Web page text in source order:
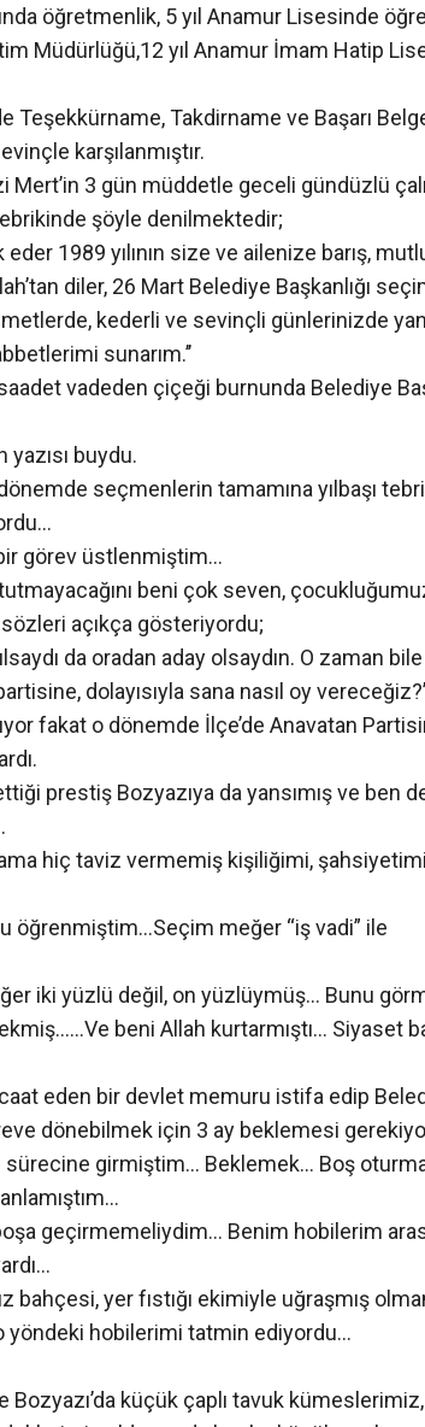
öğretmenlik, 5 yıl Anamur Lisesinde
Müdürlüğü,12 yıl Anamur İmam Hatip
Teşekkürname, Takdirname ve Başarı
karşılanmıştır.
Mert’in 3 gün müddetle geceli gündüzlü
şöyle denilmektedir;
eder 1989 yılının size ve ailenize barış,
diler, 26 Mart Belediye Başkanlığı
kederli ve sevinçli günlerinizde
sunarım.’’
vadeden çiçeği burnunda Belediye
buydu.
seçmenlerin tamamına yılbaşı
görev üstlenmiştim…
beni çok seven,
açıkça gösteriyordu;
da oradan aday olsaydın. O zaman bile
dolayısıyla sana nasıl oy
fakat o dönemde İlçe’de Anavatan
prestiş Bozyazıya da yansımış ve ben
ama hiç taviz vermemiş kişiliğimi, şahsiyetimi
öğrenmiştim…Seçim meğer “iş vadi” ile
iki yüzlü değil, on yüzlüymüş… Bunu
beni Allah kurtarmıştı… Siyaset
eden bir devlet memuru istifa edip
dönebilmek için 3 ay beklemesi
sürecine girmiştim… Beklemek… Boş
geçirmemeliydim… Benim hobilerim
bahçesi, yer fıstığı ekimiyle uğraşmış
yöndeki hobilerimi tatmin ediyordu…
küçük çaplı tavuk kümeslerimiz,